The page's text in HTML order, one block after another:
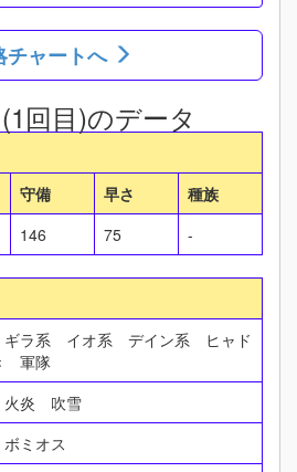
チャートへ
回目)のデータ
守備 早さ
種族
146 75 -
ラ系 イオ系 デイン系 ヒャド
軍隊
炎 吹雪
ミオス